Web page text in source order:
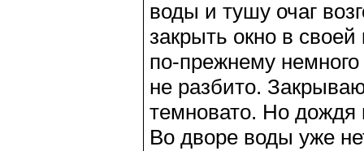
воды и тушу очаг
закрыть окно в своей
по-прежнему
не разбито.
темновато. Но дождя
Во дворе воды уже